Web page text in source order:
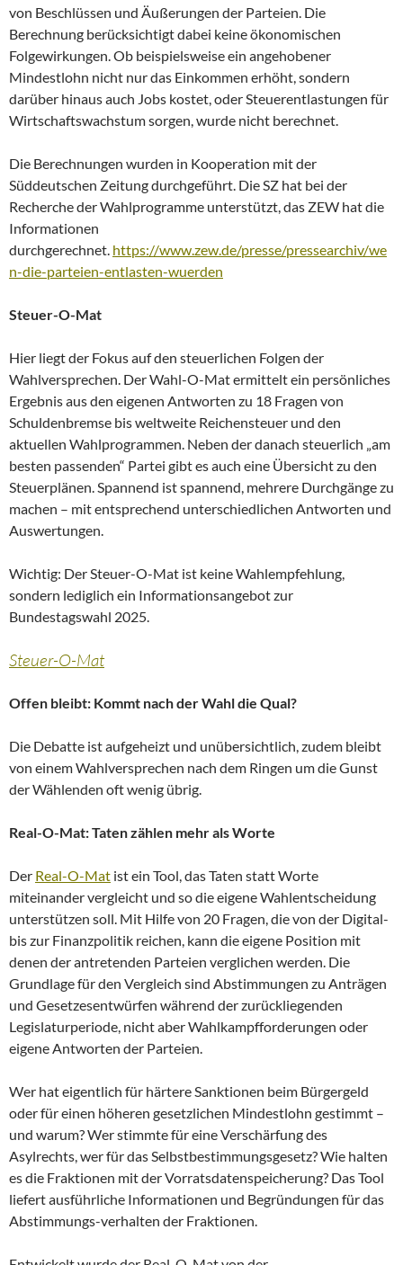
von Beschlüssen und Äußerungen der Parteien. Die
Berechnung berücksichtigt dabei keine ökonomischen
Folgewirkungen. Ob beispielsweise ein angehobener
Mindestlohn nicht nur das Einkommen erhöht, sondern
darüber hinaus auch Jobs kostet, oder Steuerentlastungen für
Wirtschaftswachstum sorgen, wurde nicht berechnet.
Die Berechnungen wurden in Kooperation mit der
Süddeutschen Zeitung durchgeführt. Die SZ hat bei der
Recherche der Wahlprogramme unterstützt, das ZEW hat die
Informationen
durchgerechnet. https://www.zew.de/presse/pressearchiv/we
n-die-parteien-entlasten-wuerden
Steuer-O-Mat
Hier liegt der Fokus auf den steuerlichen Folgen der
Wahlversprechen. Der Wahl-O-Mat ermittelt ein persönliches
Ergebnis aus den eigenen Antworten zu 18 Fragen von
Schuldenbremse bis weltweite Reichensteuer und den
aktuellen Wahlprogrammen. Neben der danach steuerlich „am
besten passenden“ Partei gibt es auch eine Übersicht zu den
Steuerplänen. Spannend ist spannend, mehrere Durchgänge zu
machen – mit entsprechend unterschiedlichen Antworten und
Auswertungen.
Wichtig: Der Steuer-O-Mat ist keine Wahlempfehlung,
sondern lediglich ein Informationsangebot zur
Bundestagswahl 2025.
Steuer-O-Mat
Offen bleibt: Kommt nach der Wahl die Qual?
Die Debatte ist aufgeheizt und unübersichtlich, zudem bleibt
von einem Wahlversprechen nach dem Ringen um die Gunst
der Wählenden oft wenig übrig.
Real-O-Mat: Taten zählen mehr als Worte
Der Real-O-Mat ist ein Tool, das Taten statt Worte
miteinander vergleicht und so die eigene Wahlentscheidung
unterstützen soll. Mit Hilfe von 20 Fragen, die von der Digital-
bis zur Finanzpolitik reichen, kann die eigene Position mit
denen der antretenden Parteien verglichen werden. Die
Grundlage für den Vergleich sind Abstimmungen zu Anträgen
und Gesetzesentwürfen während der zurückliegenden
Legislaturperiode, nicht aber Wahlkampfforderungen oder
eigene Antworten der Parteien.
Wer hat eigentlich für härtere Sanktionen beim Bürgergeld
oder für einen höheren gesetzlichen Mindestlohn gestimmt –
und warum? Wer stimmte für eine Verschärfung des
Asylrechts, wer für das Selbstbestimmungsgesetz? Wie halten
es die Fraktionen mit der Vorratsdatenspeicherung? Das Tool
liefert ausführliche Informationen und Begründungen für das
Abstimmungs-verhalten der Fraktionen.